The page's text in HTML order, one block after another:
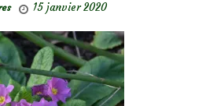
15 janvier 2020